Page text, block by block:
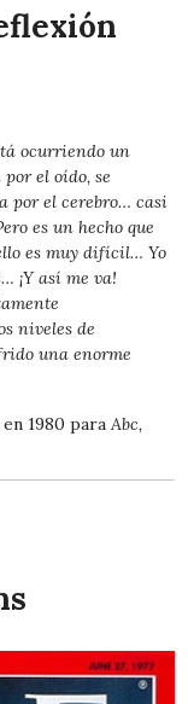
ocurriendo un
el oído, se
por el cerebro… casi
es un hecho que
es muy difícil… Yo
¡Y así me va!
niveles de
una enorme
1980 paraAbc,